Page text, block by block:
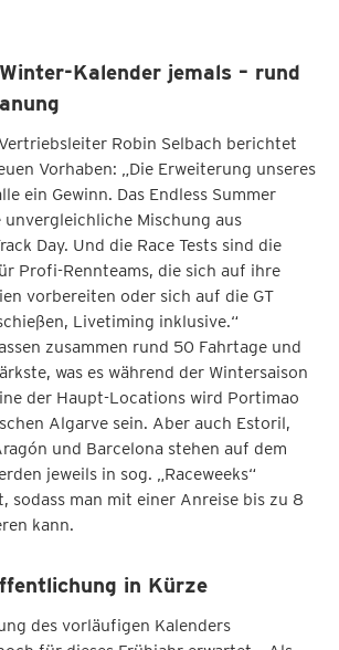
Kalender jemals – rund
Robin Selbach berichtet
Vorhaben: „Die Erweiterung unseres
ein Gewinn. Das Endless Summer
Mischung aus
Day. Und die Race Tests sind die
Profi-Rennteams, die sich auf ihre
vorbereiten oder sich auf die GT
Livetiming inklusive.“
zusammen rund 50 Fahrtage und
was es während der Wintersaison
der Haupt-Locations wird Portimao
Algarve sein. Aber auch Estoril,
und Barcelona stehen auf dem
jeweils in sog. „Raceweeks“
sodass man mit einer Anreise bis zu 8
kann.
in Kürze
des vorläufigen Kalenders